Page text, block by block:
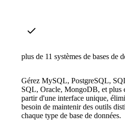
plus de 11 systèmes de bases de
Gérez MySQL, PostgreSQL,
SQL, Oracle, MongoDB, et plus
partir d'une interface unique,
besoin de maintenir des outils
chaque type de base de données.